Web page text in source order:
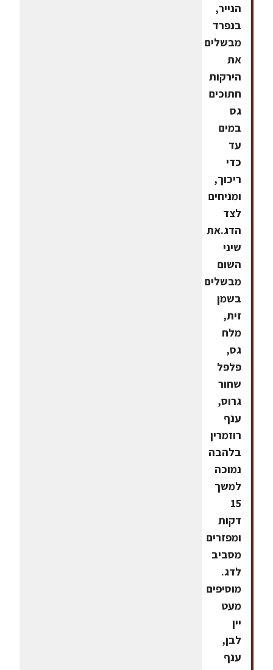
הנייר,
בנפרד
מבשלים
את
הירקות
חתוכים
גס
במים
עד
כדי
ריכוך,
ומניחים
לצד
הדג.את
שיני
השום
מבשלים
בשמן
זית,
מלח
גס,
פלפל
שחור
גרוס,
ענף
רוזמרין
בלהבה
נמוכה
למשך
15
דקות
ומפזרים
מסביב
לדג.
מוסיפים
מעט
יין
לבן,
ענף